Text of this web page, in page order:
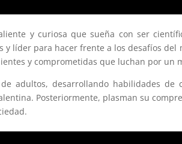
y curiosa que sueña con ser
líder para hacer frente a los desafíos del
y comprometidas que luchan por un
adultos, desarrollando habilidades de
Posteriormente, plasman su